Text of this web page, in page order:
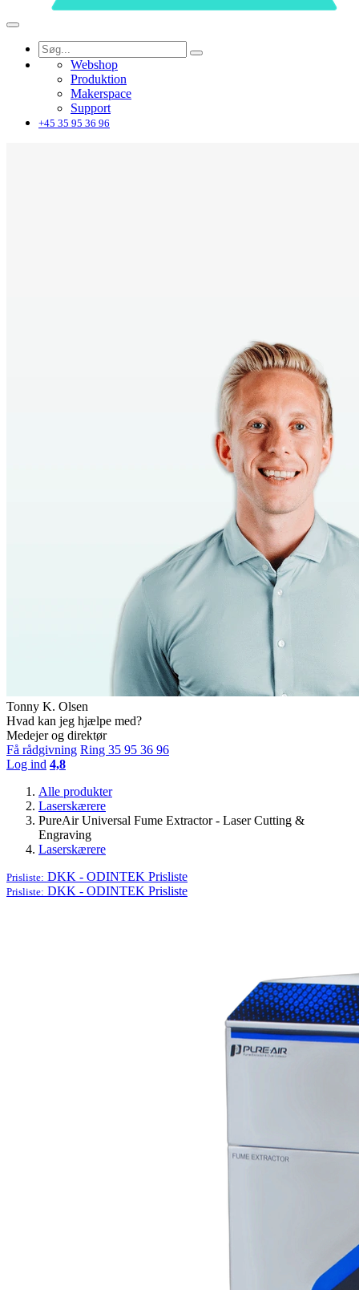
Webshop
Produktion
Makerspace
Support
+45 35 95 36 96
Tonny K. Olsen
Hvad kan jeg hjælpe med?
Medejer og direktør
Få rådgivning Ring 35 95 36 96
Log ind 4,8
Alle produkter
Laserskærere
PureAir Universal Fume Extractor - Laser Cutting &
Engraving
Laserskærere
Prisliste: DKK - ODINTEK Prisliste
Prisliste: DKK - ODINTEK Prisliste